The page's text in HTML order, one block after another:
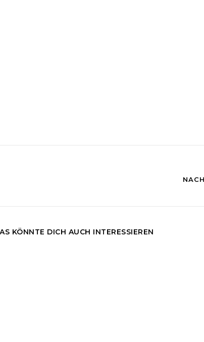
KÖNNTE DICH AUCH INTERESSIEREN